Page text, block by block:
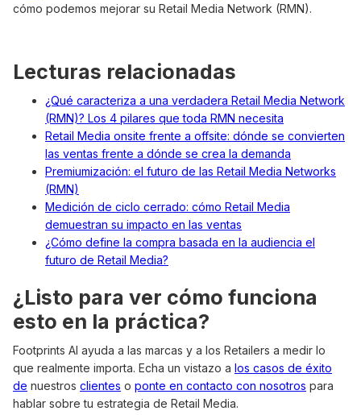
cómo podemos mejorar su Retail Media Network (RMN).
Lecturas relacionadas
¿Qué caracteriza a una verdadera Retail Media Network
(RMN)? Los 4 pilares que toda RMN necesita
Retail Media onsite frente a offsite: dónde se convierten
las ventas frente a dónde se crea la demanda
Premiumización: el futuro de las Retail Media Networks
(RMN)
Medición de ciclo cerrado: cómo Retail Media
demuestran su impacto en las ventas
¿Cómo define la compra basada en la audiencia el
futuro de Retail Media?
¿Listo para ver cómo funciona
esto en la práctica?
Footprints AI ayuda a las marcas y a los Retailers a medir lo
que realmente importa. Echa un vistazo a los casos de éxito
de nuestros clientes o ponte en contacto con nosotros para
hablar sobre tu estrategia de Retail Media.